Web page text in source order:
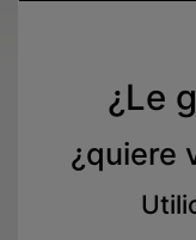
¿Le
¿quiere